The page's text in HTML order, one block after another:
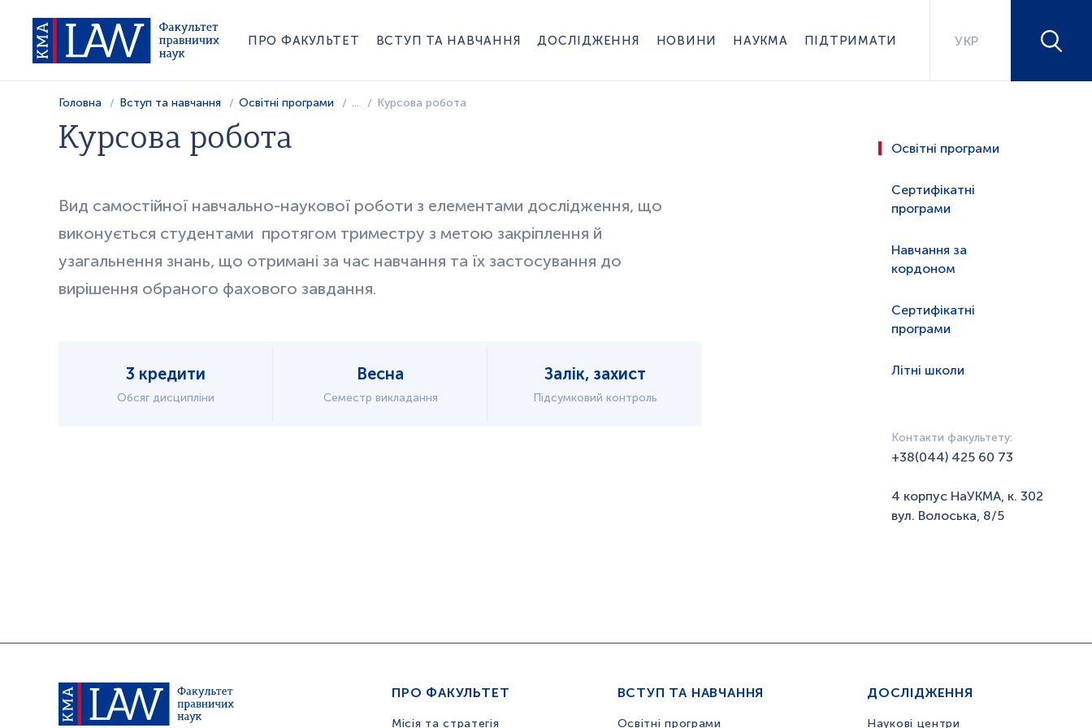
ПРО ФАКУЛЬТЕТ ВСТУП ТА НАВЧАННЯ ДОСЛІДЖЕННЯ НОВИНИ НАУКМА ПІДТРИМАТИ УКР
Головна Вступ та навчання Освітні програми ... Курсова робота
Курсова робота
Вид самостійної навчально-наукової роботи з елементами дослідження, що
виконується студентами протягом триместру з метою закріплення й
узагальнення знань, що отримані за час навчання та їх застосування до
вирішення обраного фахового завдання.
3 кредити
Обсяг дисципліни
Весна
Семестр викладання
Залік, захист
Підсумковий контроль
Освітні програми
Сертифікатні
програми
Навчання за
кордоном
Сертифікатні
програми
Літні школи
Контакти факультету:
+38(044) 425 60 73
4 корпус НаУКМА, к. 302
вул. Волоська, 8/5
ПРО ФАКУЛЬТЕТ
Місія та стратегія
ВСТУП ТА НАВЧАННЯ
Освітні програми
ДОСЛІДЖЕННЯ
Наукові центри